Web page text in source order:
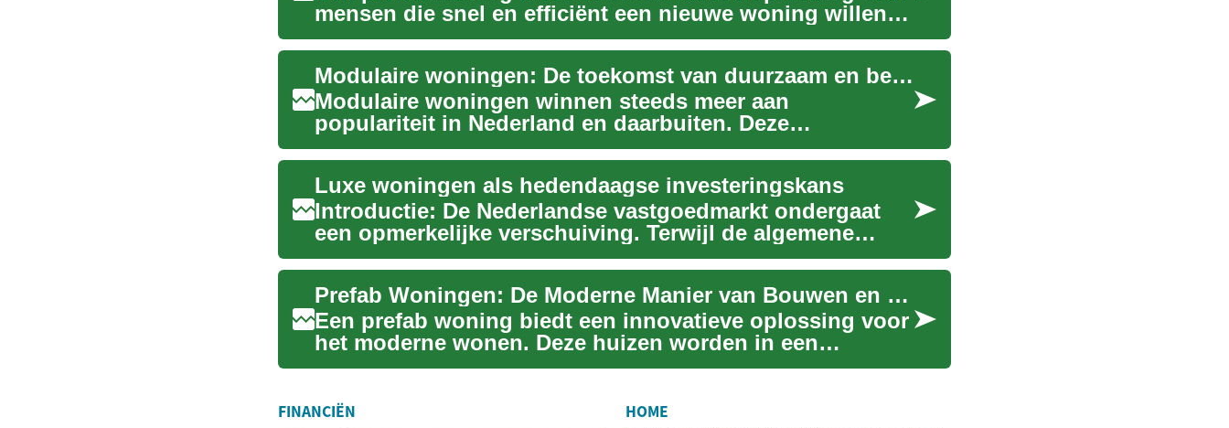
mensen die snel en efficiënt een nieuwe woning willen
bouwen. ...
Modulaire woningen: De toekomst van duurzaam en betaalbaar wonen
Modulaire woningen winnen steeds meer aan
populariteit in Nederland en daarbuiten. Deze
innovatieve bouwmethode biedt...
Luxe woningen als hedendaagse investeringskans
Introductie: De Nederlandse vastgoedmarkt ondergaat
een opmerkelijke verschuiving. Terwijl de algemene
huizenmarkt af...
Prefab Woningen: De Moderne Manier van Bouwen en Wonen
Een prefab woning biedt een innovatieve oplossing voor
het moderne wonen. Deze huizen worden in een
gecontroleerde fa...
FINANCIËN HOME